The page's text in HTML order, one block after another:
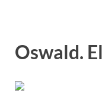
Oswald.